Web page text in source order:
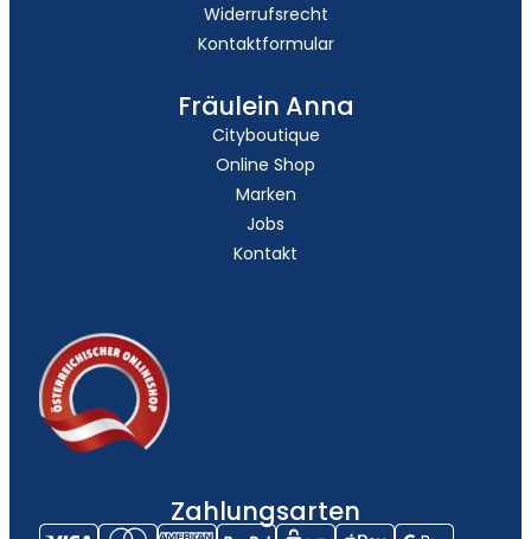
Widerrufsrecht
Kontaktformular
Fräulein Anna
Cityboutique
Online Shop
Marken
Jobs
Kontakt
Zahlungsarten